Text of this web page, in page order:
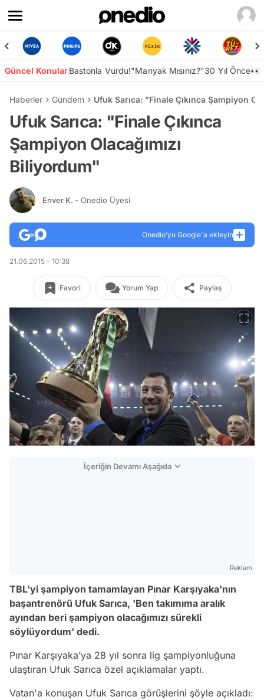
Güncel KonularBastonla Vurdu!"Manyak Mısınız?"30 Yıl Önce👀
Haberler Gündem Ufuk Sarıca: "Finale Çıkınca Şampiyon
Ufuk Sarıca: "Finale Çıkınca
Şampiyon Olacağımızı
Biliyordum"
Enver K. - Onedio Üyesi
Onedio’yu Google'a ekleyin
21.06.2015 - 10:38
Favori Yorum Yap Paylaş
İçeriğin Devamı Aşağıda
Reklam
TBL'yi şampiyon tamamlayan Pınar Karşıyaka'nın
başantrenörü Ufuk Sarıca, 'Ben takımıma aralık
ayından beri şampiyon olacağımızı sürekli
söylüyordum' dedi.
Pınar Karşıyaka’ya 28 yıl sonra lig şampiyonluğuna
ulaştıran Ufuk Sarıca özel açıklamalar yaptı.
Vatan'a konuşan Ufuk Sarıca görüşlerini şöyle açıkladı: